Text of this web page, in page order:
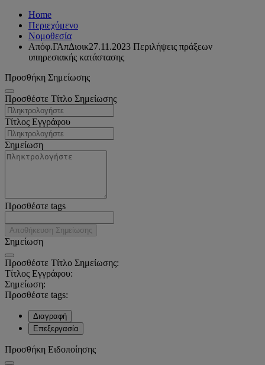
Home
Περιεχόμενο
Νομοθεσία
Απόφ.ΓΑπΔιοικ27.11.2023 Περιλήψεις πράξεων
υπηρεσιακής κατάστασης
Προσθήκη Σημείωσης
Προσθέστε Τίτλο Σημείωσης
Τίτλος Εγγράφου
Σημείωση
Προσθέστε tags
Αποθήκευση Σημείωσης
Σημείωση
Προσθέστε Τίτλο Σημείωσης:
Τίτλος Εγγράφου:
Σημείωση:
Προσθέστε tags:
Διαγραφή
Επεξεργασία
Προσθήκη Ειδοποίησης